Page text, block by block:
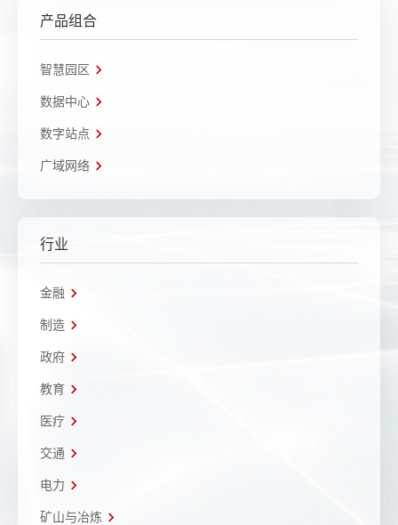
产品组合
智慧园区
数据中心
数字站点
广域网络
行业
金融
制造
政府
教育
医疗
交通
电力
矿山与冶炼